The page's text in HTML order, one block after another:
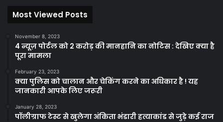
Most Viewed Posts
November 8, 2023
4 न्यूज़ पोर्टल को 2 करोड़ की मानहानि का नोटिस : देखिए क्या है
पूरा मामला
February 23, 2023
क्या पुलिस को चालान और चेकिंग करने का अधिकार है ! यह
जानकारी आपके लिए जरूरी
January 28, 2023
पॉलीग्राफ टेस्ट से खुलेगा अंकिता भंडारी हत्याकांड से जुड़े कई राज